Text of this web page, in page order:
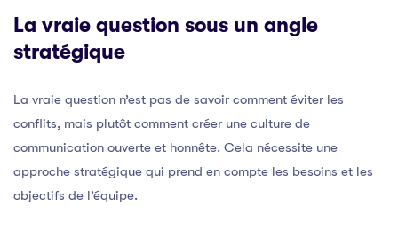
La vraie question sous un angle
stratégique
La vraie question n’est pas de savoir comment éviter les
conflits, mais plutôt comment créer une culture de
communication ouverte et honnête. Cela nécessite une
approche stratégique qui prend en compte les besoins et les
objectifs de l’équipe.